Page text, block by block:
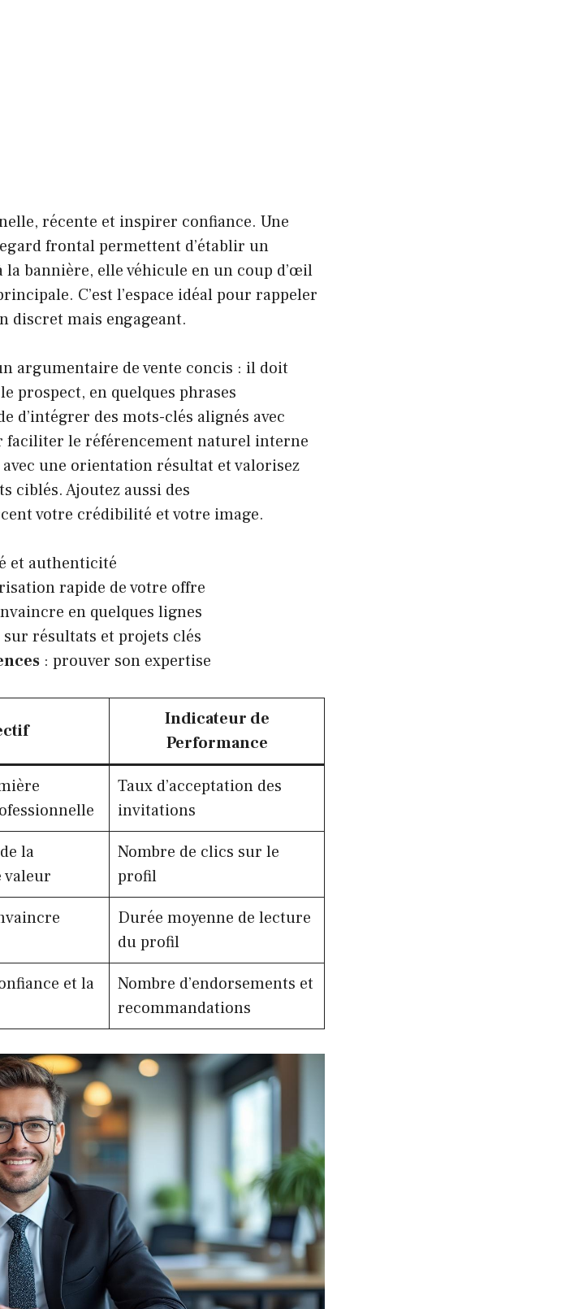
récente et inspirer confiance. Une
frontal permettent d’établir un
bannière, elle véhicule en un coup d’œil
C’est l’espace idéal pour rappeler
discret mais engageant.
argumentaire de vente concis : il doit
prospect, en quelques phrases
d’intégrer des mots-clés alignés avec
faciliter le référencement naturel interne
une orientation résultat et valorisez
ciblés. Ajoutez aussi des
votre crédibilité et votre image.
et authenticité
rapide de votre offre
en quelques lignes
sur résultats et projets clés
: prouver son expertise
Indicateur de
Performance
Taux d’acceptation des
invitations
la
valeur
Nombre de clics sur le
profil
Durée moyenne de lecture
du profil
et la
Nombre d’endorsements et
recommandations